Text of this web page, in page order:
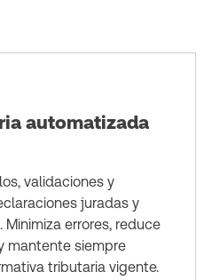
automatizada
validaciones y
juradas y
Minimiza errores, reduce
mantente siempre
tributaria vigente.